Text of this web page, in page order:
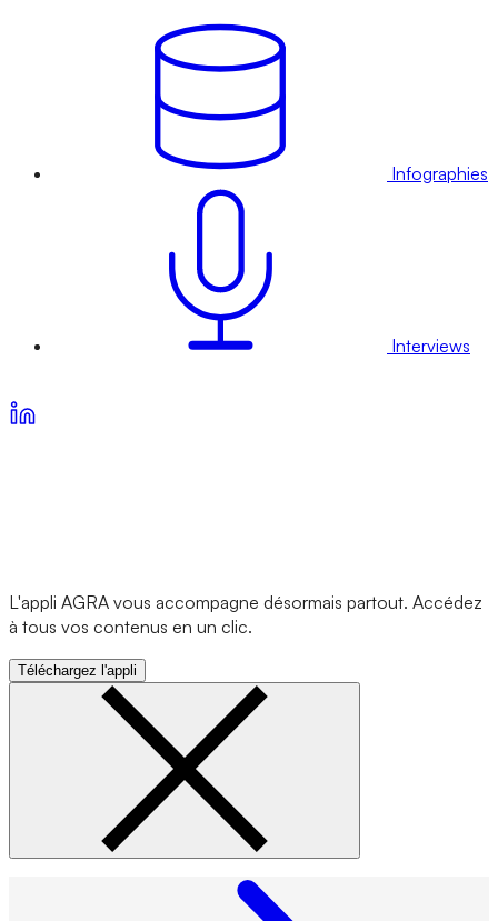
Infographies
Interviews
L'appli AGRA vous accompagne désormais partout. Accédez
à tous vos contenus en un clic.
Téléchargez l'appli